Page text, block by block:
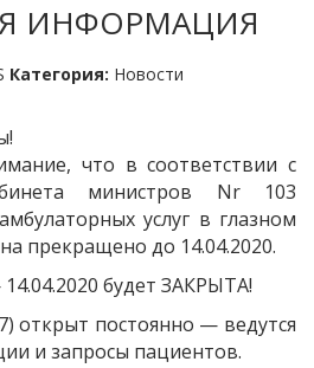
ИНФОРМАЦИЯ
Категория: Новости
что в соответствии с
министров Nr 103
услуг в глазном
прекращено до 14.04.2020.
будет ЗАКРЫТА!
открыт постоянно — ведутся
и запросы пациентов.